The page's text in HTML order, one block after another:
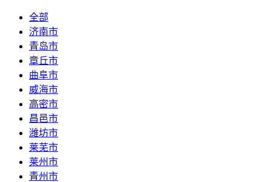
全部
济南市
青岛市
章丘市
曲阜市
威海市
高密市
昌邑市
潍坊市
莱芜市
莱州市
青州市